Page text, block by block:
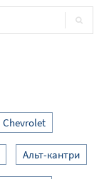
Chevrolet
Альт-кантри